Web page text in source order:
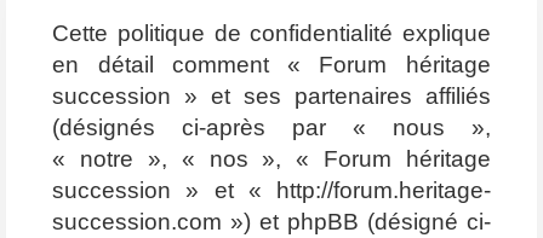
Cette politique de confidentialité explique
en détail comment « Forum héritage
succession » et ses partenaires affiliés
(désignés ci-après par « nous »,
« notre », « nos », « Forum héritage
succession » et « http://forum.heritage-
succession.com ») et phpBB (désigné ci-